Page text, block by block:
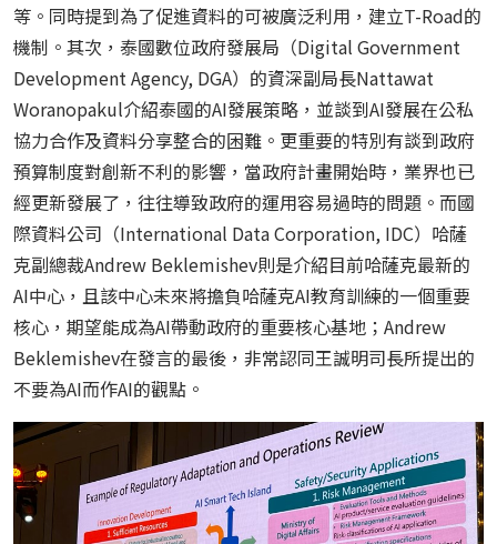
等。同時提到為了促進資料的可被廣泛利用，建立T-Road的
機制。其次，泰國數位政府發展局（Digital Government
Development Agency, DGA）的資深副局長Nattawat
Woranopakul介紹泰國的AI發展策略，並談到AI發展在公私
協力合作及資料分享整合的困難。更重要的特別有談到政府
預算制度對創新不利的影響，當政府計畫開始時，業界也已
經更新發展了，往往導致政府的運用容易過時的問題。而國
際資料公司（International Data Corporation, IDC）哈薩
克副總裁Andrew Beklemishev則是介紹目前哈薩克最新的
AI中心，且該中心未來將擔負哈薩克AI教育訓練的一個重要
核心，期望能成為AI帶動政府的重要核心基地； Andrew
Beklemishev在發言的最後，非常認同王誠明司長所提出的
不要為AI而作AI的觀點。